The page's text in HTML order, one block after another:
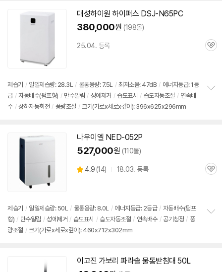
대성하이원 하이퍼스 DSJ-N65PC
380,000원 (198몰)
25.04. 등록
관
제습기 / 일일제습량: 28.3L / 물통용량: 7.5L / 최저소음: 47dB / 에너지등급: 1등
급 / 자동배수(펌프형) / 만수알림 / 성에제거 / 습도표시 / 습도자동조절 / 연속배
수 / 상하자동회전 / 풍량조절 / 크기(가로x세로x깊이): 396x625x296mm
나우이엘 NED-052P
527,000원 (110몰)
별
4.9 (상
14) 18.03. 등록
관
제습기 / 일일제습량: 50L / 물통용량: 8.0L / 에너지등급: 2등급 / 자동배수(펌프
형) / 만수알림 / 성에제거 / 습도표시 / 습도자동조절 / 연속배수 / 공기청정 / 풍
량조절 / 크기(가로x세로x깊이): 460x712x302mm
이고진 가보리 파라솔 물통받침대 50L